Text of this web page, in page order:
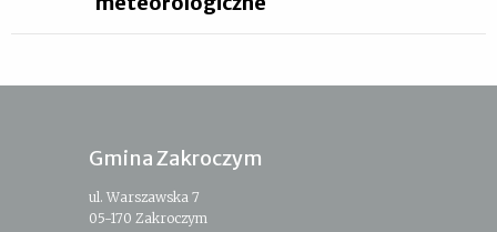
Gmina Zakroczym
ul. Warszawska 7
05-170 Zakroczym